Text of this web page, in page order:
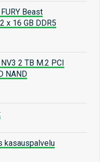
Beast
x 16 GB DDR5
2 TB M.2 PCI
NAND
kasauspalvelu